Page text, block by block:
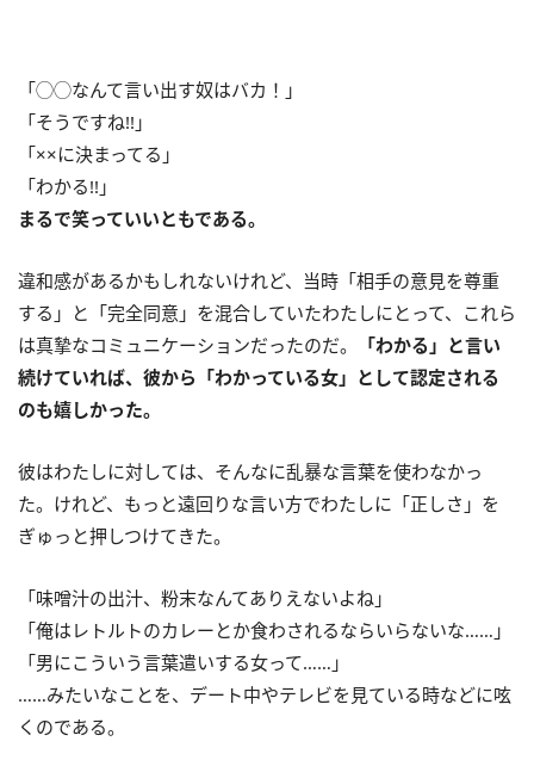
「◯◯なんて言い出す奴はバカ！」
「そうですね!!」
「××に決まってる」
「わかる!!」
まるで笑っていいともである。
違和感があるかもしれないけれど、当時「相手の意見を尊重
する」と「完全同意」を混合していたわたしにとって、これら
は真摯なコミュニケーションだったのだ。
「わかる」と言い
続けていれば、彼から「わかっている女」として認定される
のも嬉しかった。
彼はわたしに対しては、そんなに乱暴な言葉を使わなかっ
た。けれど、もっと遠回りな言い方でわたしに「正しさ」を
ぎゅっと押しつけてきた。
「味噌汁の出汁、粉末なんてありえないよね」
「俺はレトルトのカレーとか食わされるならいらないな……」
「男にこういう言葉遣いする女って……」
……みたいなことを、デート中やテレビを見ている時などに呟
くのである。